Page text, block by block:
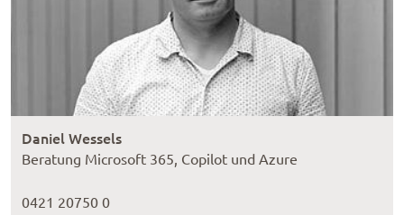
Daniel Wessels
Beratung Microsoft 365, Copilot und Azure
0421 20750 0